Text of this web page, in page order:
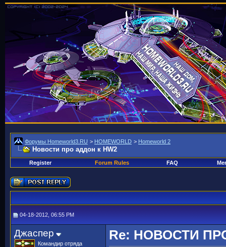
Форумы Homeworld3.RU > HOMEWORLD > Homeworld 2
Новости про аддон к HW2
Register Forum Rules FAQ
04-18-2012, 06:55 PM
Джаспер
Командир отряда
Re: НОВОСТИ